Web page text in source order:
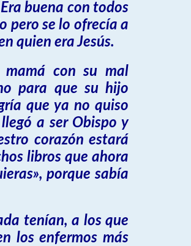
buena con todos
pero se lo ofrecía a
quien era Jesús.
con su mal
para que su hijo
que ya no quiso
a ser Obispo y
corazón estará
libros que ahora
porque sabía
tenían, a los que
los enfermos más